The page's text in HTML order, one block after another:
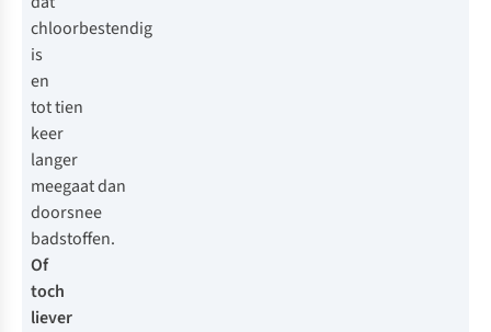
chloorbestendig
is
en
tot tien
keer
langer
meegaat dan
doorsnee
badstoffen.
Of
toch
liever